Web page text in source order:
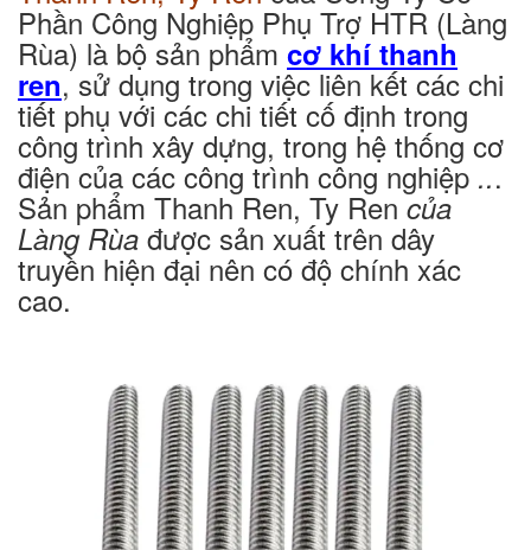
Phần Công Nghiệp Phụ Trợ HTR (Làng
Rùa) là bộ sản phẩm cơ khí thanh
ren, sử dụng trong việc liên kết các chi
tiết phụ với các chi tiết cố định trong
công trình xây dựng, trong hệ thống cơ
điện của các công trình công nghiệp ...
Sản phẩm Thanh Ren, Ty Rencủa
Làng Rùa được sản xuất trên dây
truyền hiện đại nên có độ chính xác
cao.